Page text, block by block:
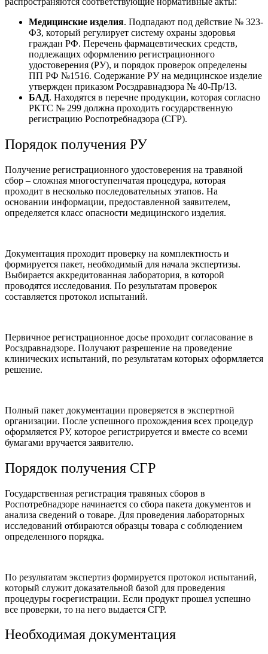
Медицинские изделия. Подпадают под действие № 323-
ФЗ, который регулирует систему охраны здоровья
граждан РФ. Перечень фармацевтических средств,
подлежащих оформлению регистрационного
удостоверения (РУ), и порядок проверок определены
ПП РФ №1516. Содержание РУ на медицинское изделие
утвержден приказом Росздравнадзора № 40-Пр/13.
БАД. Находятся в перечне продукции, которая согласно
РКТС № 299 должна проходить государственную
регистрацию Роспотребнадзора (СГР).
Порядок получения РУ
Получение регистрационного удостоверения на травяной
сбор – сложная многоступенчатая процедура, которая
проходит в несколько последовательных этапов. На
основании информации, предоставленной заявителем,
определяется класс опасности медицинского изделия.
Документация проходит проверку на комплектность и
формируется пакет, необходимый для начала экспертизы.
Выбирается аккредитованная лаборатория, в которой
проводятся исследования. По результатам проверок
составляется протокол испытаний.
Первичное регистрационное досье проходит согласование в
Росздравнадзоре. Получают разрешение на проведение
клинических испытаний, по результатам которых оформляется
решение.
Полный пакет документации проверяется в экспертной
организации. После успешного прохождения всех процедур
оформляется РУ, которое регистрируется и вместе со всеми
бумагами вручается заявителю.
Порядок получения СГР
Государственная регистрация травяных сборов в
Роспотребнадзоре начинается со сбора пакета документов и
анализа сведений о товаре. Для проведения лабораторных
исследований отбираются образцы товара с соблюдением
определенного порядка.
По результатам экспертиз формируется протокол испытаний,
который служит доказательной базой для проведения
процедуры госрегистрации. Если продукт прошел успешно
все проверки, то на него выдается СГР.
Необходимая документация